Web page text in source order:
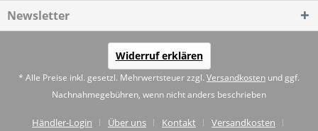
Newsletter
Widerruf erklären
* Alle Preise inkl. gesetzl. Mehrwertsteuer zzgl. Versandkosten und ggf.
Nachnahmegebühren, wenn nicht anders beschrieben
Händler-Login Über uns Kontakt
Versandkosten